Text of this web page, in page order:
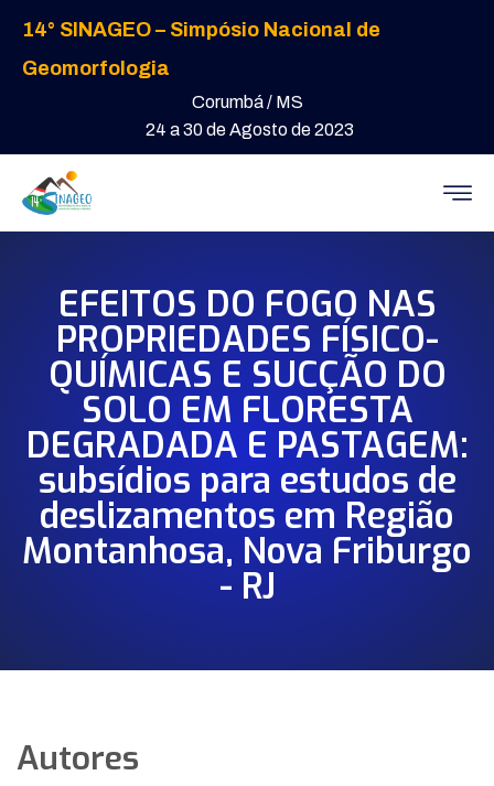
14° SINAGEO – Simpósio Nacional de
Geomorfologia
Corumbá / MS
24 a 30 de Agosto de 2023
EFEITOS DO FOGO NAS
PROPRIEDADES FÍSICO-
QUÍMICAS E SUCÇÃO DO
SOLO EM FLORESTA
DEGRADADA E PASTAGEM:
subsídios para estudos de
deslizamentos em Região
Montanhosa, Nova Friburgo
- RJ
Autores